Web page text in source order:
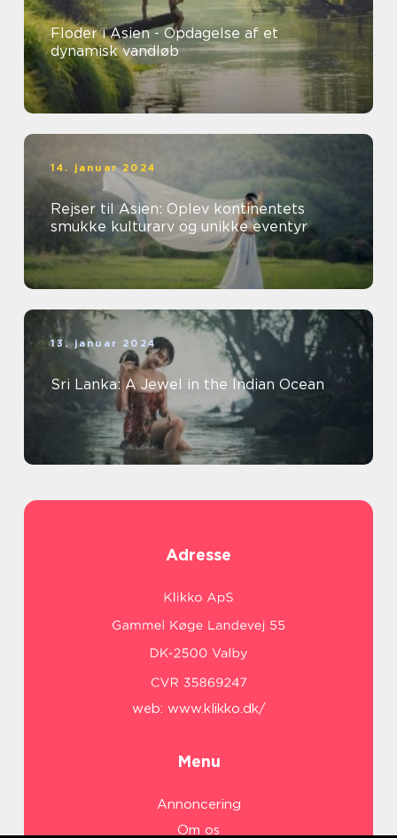
Floder i Asien - Opdagelse af et
dynamisk vandløb
14. januar 2024
Rejser til Asien: Oplev kontinentets
smukke kulturarv og unikke eventyr
13. januar 2024
Sri Lanka: A Jewel in the Indian Ocean
Adresse
web: www.klikko.dk/
Menu
Annoncering
Om os